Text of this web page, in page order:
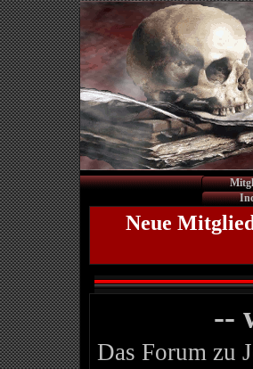
Neue
--
Das Forum zu